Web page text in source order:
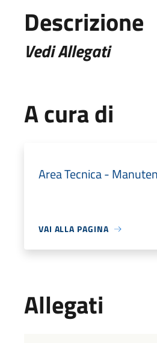
Descrizione
Vedi Allegati
A cura di
Area Tecnica -
VAI ALLA PAGINA
Allegati